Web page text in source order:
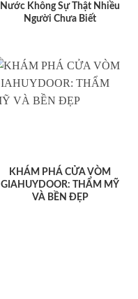
Nước Không Sự Thật Nhiều
Người Chưa Biết
KHÁM PHÁ CỬA VÒM
GIAHUYDOOR: THẨM MỸ
VÀ BỀN ĐẸP